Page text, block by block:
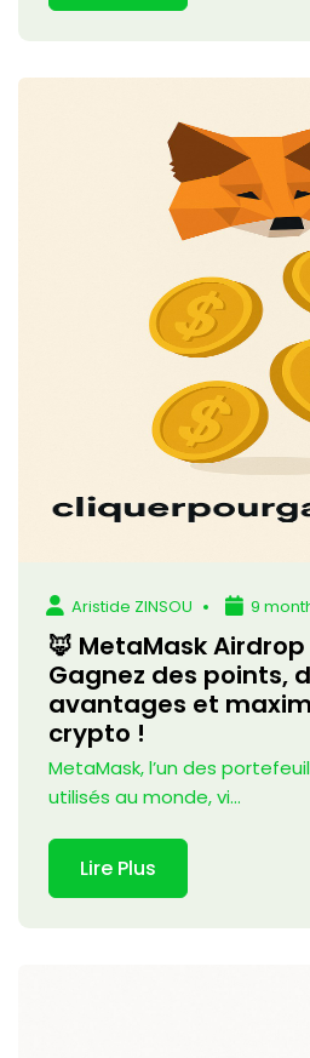
Aristide ZINSOU 9
🦊 MetaMask
Gagnez des points,
avantages et
crypto !
MetaMask, l’un des
utilisés au monde, vi...
Lire Plus